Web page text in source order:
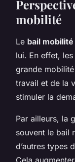
mobilité
Le bail mobilité
lui. En effet,
grande
travail et de la
stimuler la
Par ailleurs, la
souvent le bail
d’autres types
Cela